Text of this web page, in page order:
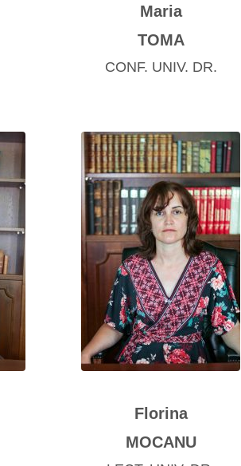
Maria
TOMA
CONF. UNIV. DR.
Florina
MOCANU